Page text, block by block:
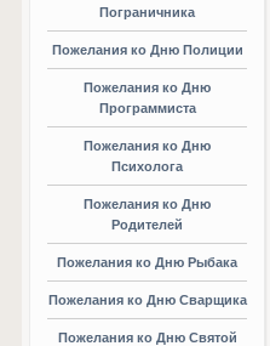
Пограничника
Пожелания ко Дню Полиции
Пожелания ко Дню
Программиста
Пожелания ко Дню
Психолога
Пожелания ко Дню
Родителей
Пожелания ко Дню Рыбака
Пожелания ко Дню Сварщика
Пожелания ко Дню Святой